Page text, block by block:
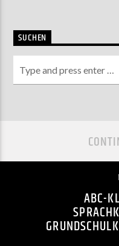
SUCHEN
ABC-